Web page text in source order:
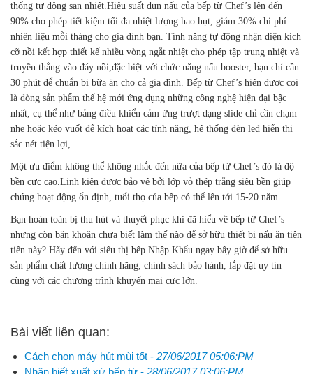
thống tự động san nhiệt.Hiệu suất đun nấu của bếp từ Chef’s lên đến
90% cho phép tiết kiệm tối đa nhiệt lượng hao hụt, giảm 30% chi phí
nhiên liệu mỗi tháng cho gia đình bạn. Tính năng tự động nhận diện kích
cỡ nồi kết hợp thiết kế nhiều vòng ngắt nhiệt cho phép tập trung nhiệt và
truyền thẳng vào đáy nồi,đặc biệt với chức năng nấu booster, bạn chỉ cần
30 phút để chuẩn bị bữa ăn cho cả gia đình. Bếp từ Chef’s hiện được coi
là dòng sản phẩm thế hệ mới ứng dụng những công nghệ hiện đại bậc
nhất, cụ thể như bảng điều khiển cảm ứng trượt dạng slide chỉ cần chạm
nhẹ hoặc kéo vuốt để kích hoạt các tính năng, hệ thống đèn led hiển thị
sắc nét tiện lợi,…
Một ưu điểm không thể không nhắc đến nữa của bếp từ Chef’s đó là độ
bền cực cao.Linh kiện được bảo vệ bởi lớp vỏ thép trắng siêu bền giúp
chúng hoạt động ổn định, tuổi thọ của bếp có thể lên tới 15-20 năm.
Bạn hoàn toàn bị thu hút và thuyết phục khi đã hiểu về bếp từ Chef’s
nhưng còn băn khoăn chưa biết làm thế nào để sở hữu thiết bị nấu ăn tiên
tiến này? Hãy đến với siêu thị bếp Nhập Khẩu ngay bây giờ để sở hữu
sản phẩm chất lượng chính hãng, chính sách bảo hành, lắp đặt uy tín
cùng với các chương trình khuyến mại cực lớn.
Bài viết liên quan:
Cách chọn máy hút mùi tốt - 27/06/2017 05:06:PM
Nhận biết xuất xứ bếp từ - 28/06/2017 03:06:PM